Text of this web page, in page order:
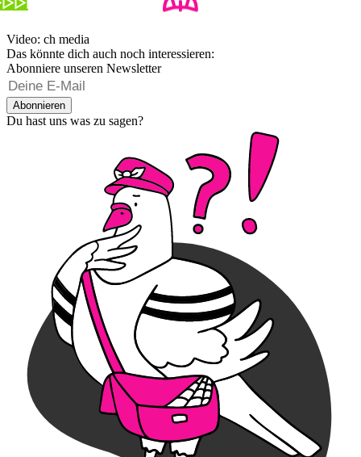
Video: ch media
Das könnte dich auch noch interessieren:
Abonniere unseren Newsletter
Abonnieren
Du hast uns was zu sagen?